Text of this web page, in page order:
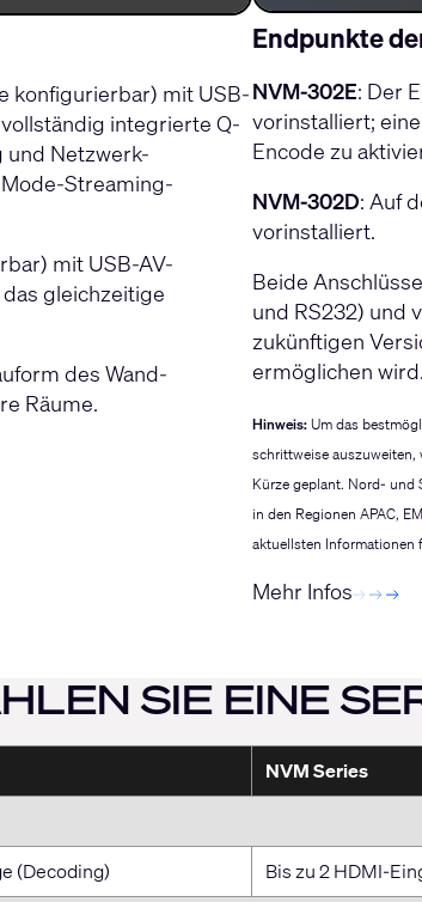
konfigurierbar) mit USB-
integrierte Q-
und Netzwerk-
Streaming-
mit USB-AV-
gleichzeitige
des Wand-
Räume.
Endpunkte
NVM-302E: Der
vorinstalliert;
Encode zu
NVM-302D: Auf
vorinstalliert.
Beide
und RS232) und
zukünftigen
ermöglichen wird.
Hinweis: Um das
schrittweise auszuweiten,
Kürze geplant. Nord- und
in den Regionen APAC,
aktuellsten Informationen
Mehr Infos
SIE EINE
NVM Series
(Decoding)
Bis zu 2 HDMI-